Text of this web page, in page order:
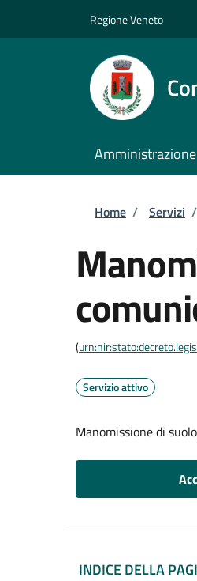
Regione Veneto
Amministrazione
Home / Servizi /
(
Servizio attivo
Manomissione di
INDICE DELLA